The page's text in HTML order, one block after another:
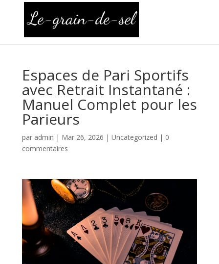
Espaces de Pari Sportifs
avec Retrait Instantané :
Manuel Complet pour les
Parieurs
par admin | Mar 26, 2026 | Uncategorized | 0
commentaires